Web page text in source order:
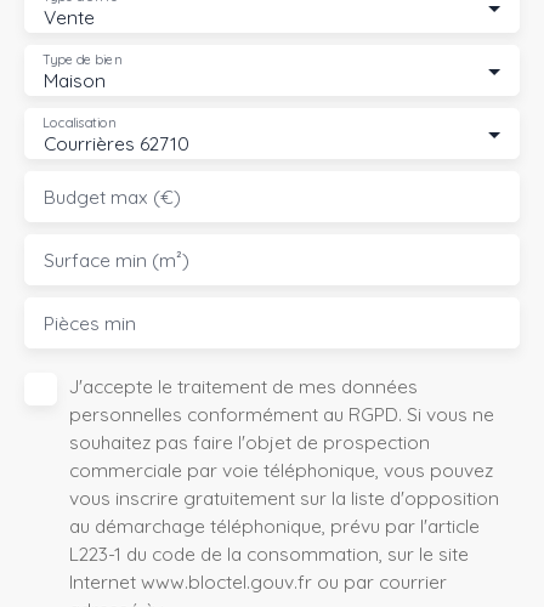
Vente
Maison
Type de bien
Courrières 62710
Localisation
Budget max (€)
Surface min (m²)
Pièces min
J'accepte le traitement de mes données
personnelles conformément au RGPD. Si vous ne
souhaitez pas faire l'objet de prospection
commerciale par voie téléphonique, vous pouvez
vous inscrire gratuitement sur la liste d'opposition
au démarchage téléphonique, prévu par l'article
L223-1 du code de la consommation, sur le site
Internet www.bloctel.gouv.fr ou par courrier